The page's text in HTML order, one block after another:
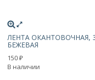
ЛЕНТА ОКАНТОВОЧНАЯ,
БЕЖЕВАЯ
150 ₽
В наличии